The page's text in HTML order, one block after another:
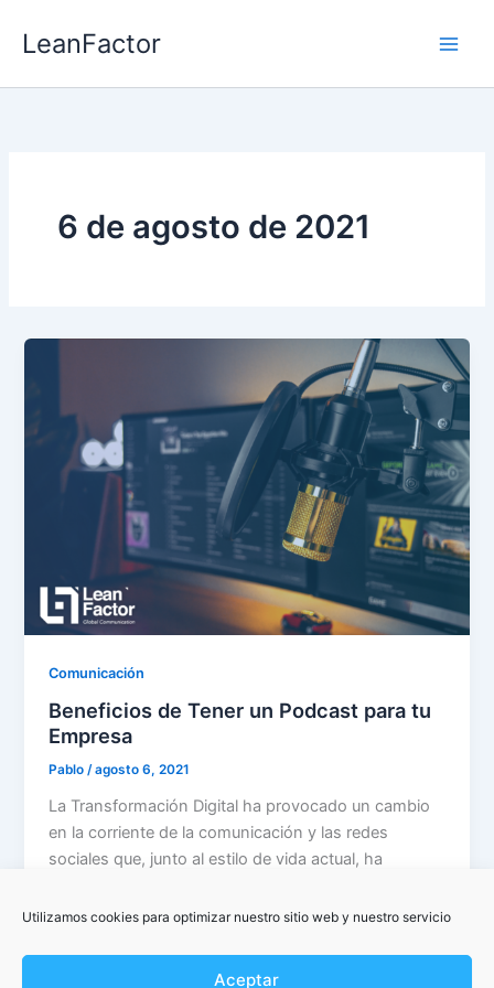
Utilizamos cookies para optimizar nuestro sitio web y nuestro servicio
Aceptar
LeanFactor
6 de agosto de 2021
Comunicación
Beneficios de Tener un Podcast para tu
Empresa
Pablo/agosto 6, 2021
La Transformación Digital ha provocado un cambio
en la corriente de la comunicación y las redes
sociales que, junto al estilo de vida actual, ha
forma de comunicar, y, con ellos, las empresas.